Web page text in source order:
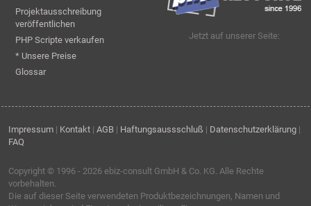
Projektausschreibung
veröffentlichen
PHP Scripte verkaufen
* Unsere Preise
Glossar
Jetzt auf unserer Seite:
Impressum | Kontakt | AGB | Haftungsaussschluß | Datenschutzerklärung |
FAQ
Copyright © 1996 - 2026 ebiz-consult GmbH & Co. KG . Alle Rechte
vorbehalten.
Die auf dieser Seite verwendeten Produktbezeichnungen, Namen und